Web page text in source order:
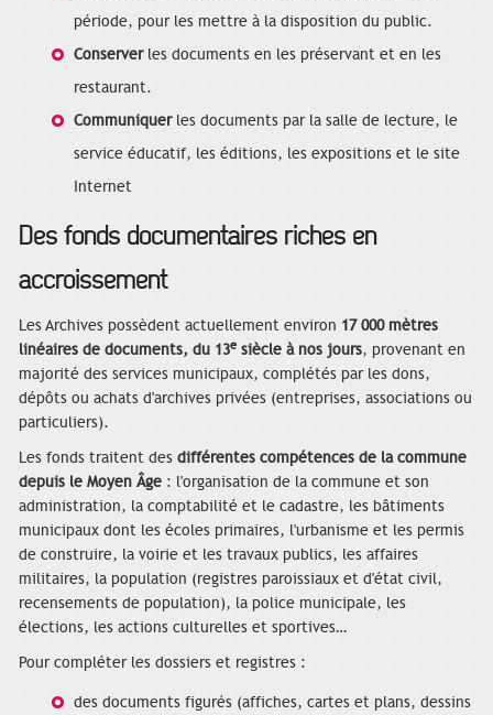
période, pour les mettre à la disposition du public.
Conserver les documents en les préservant et en les
restaurant.
Communiquer les documents par la salle de lecture, le
service éducatif, les éditions, les expositions et le site
Internet
Des fonds documentaires riches en
accroissement
Les Archives possèdent actuellement environ 17 000 mètres
linéaires de documents, du 13e siècle à nos jours, provenant en
majorité des services municipaux, complétés par les dons,
dépôts ou achats d'archives privées (entreprises, associations ou
particuliers).
Les fonds traitent des différentes compétences de la commune
depuis le Moyen Âge : l'organisation de la commune et son
administration, la comptabilité et le cadastre, les bâtiments
municipaux dont les écoles primaires, l'urbanisme et les permis
de construire, la voirie et les travaux publics, les affaires
militaires, la population (registres paroissiaux et d'état civil,
recensements de population), la police municipale, les
élections, les actions culturelles et sportives…
Pour compléter les dossiers et registres :
des documents figurés (affiches, cartes et plans, dessins